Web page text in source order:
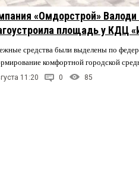
«Омдорстрой»
площадь у КДЦ
средства были выделены по
комфортной городской
11:20 0 85